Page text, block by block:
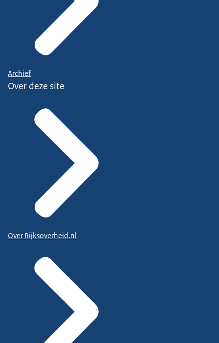
Archief
Over deze site
Over Rijksoverheid.nl